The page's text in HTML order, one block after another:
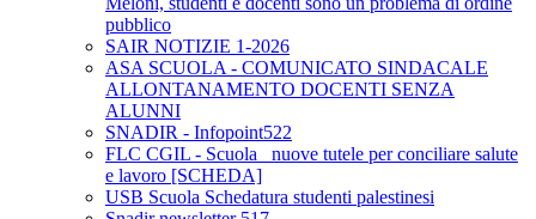
pubblico
SAIR NOTIZIE 1-2026
ASA SCUOLA - COMUNICATO SINDACALE
ALLONTANAMENTO DOCENTI SENZA
ALUNNI
SNADIR - Infopoint522
FLC CGIL - Scuola_ nuove tutele per conciliare salute
e lavoro [SCHEDA]
USB Scuola Schedatura studenti palestinesi